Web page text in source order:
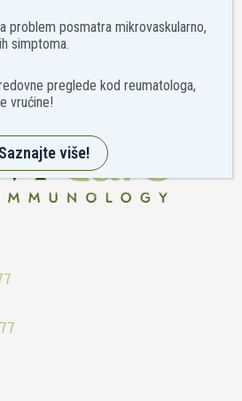
problem posmatra mikrovaskularno,
simptoma.
preglede kod reumatologa,
vrućine!
Saznajte više!